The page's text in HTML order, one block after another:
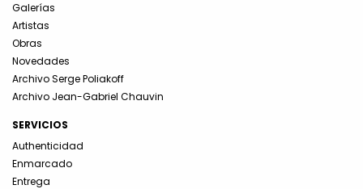
Galerías
Artistas
Obras
Novedades
Archivo Serge Poliakoff
Archivo Jean-Gabriel Chauvin
SERVICIOS
Authenticidad
Enmarcado
Entrega